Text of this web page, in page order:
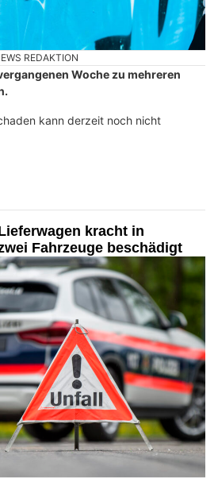
REDAKTION
Woche zu mehreren
kann derzeit noch nicht
kracht in
Fahrzeuge beschädigt